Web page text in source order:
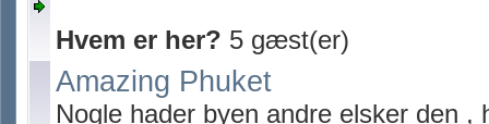
Hvem er her? 5 gæst(er)
Amazing Phuket
Nogle hader byen andre elsker den